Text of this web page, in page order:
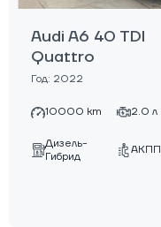
Audi A6 40 TDI
Quattro
Год: 2022
10000 km 2.0 л
Дизель-
Гибрид
АКПП